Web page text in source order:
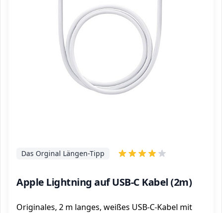
Apple Lightning auf USB-C Kabel (2m)
Das Orginal Längen-Tipp
Originales, 2 m langes, weißes USB-C-Kabel mit